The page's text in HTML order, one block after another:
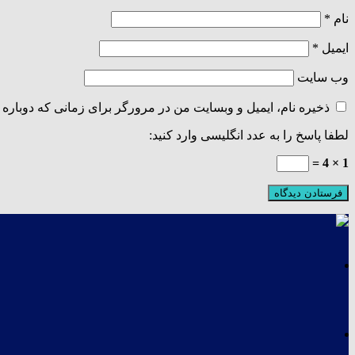
نام *
ایمیل *
وب‌ سایت
ذخیره نام، ایمیل و وبسایت من در مرورگر برای زمانی که
لطفا پاسخ را به عدد انگلیسی وارد کنید:
1 × 4 =